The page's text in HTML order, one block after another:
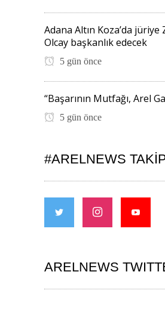
Adana Altın Koza’da jüriye
Olcay başkanlık edecek
5 gün önce
“Başarının Mutfağı, Arel
5 gün önce
#ARELNEWS
ARELNEWS